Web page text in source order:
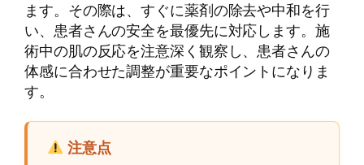
ます。その際は、すぐに薬剤の除去や中和を行
い、患者さんの安全を最優先に対応します。施
術中の肌の反応を注意深く観察し、患者さんの
体感に合わせた調整が重要なポイントになりま
す。
注意点